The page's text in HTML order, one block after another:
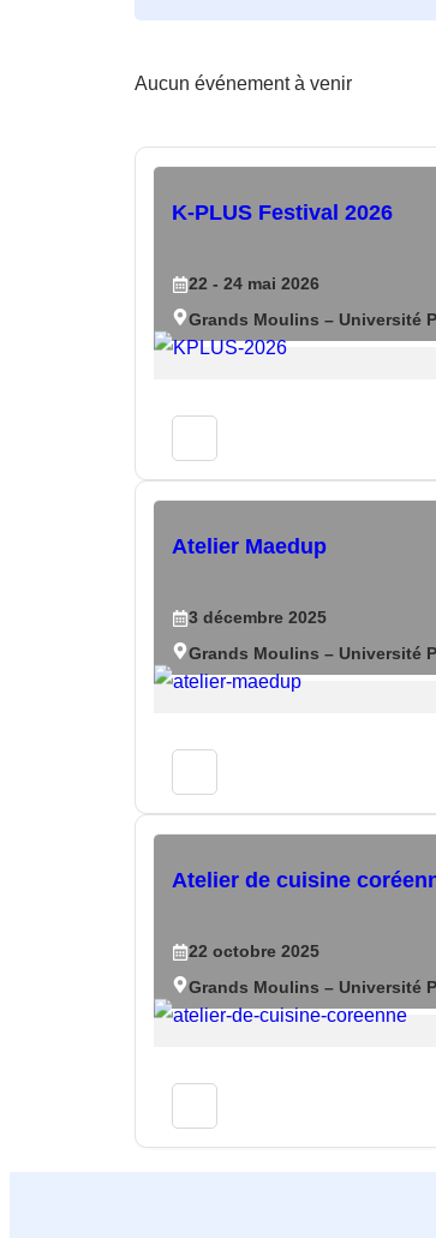
Aucun événement à venir
K-PLUS Festival 2026
22 - 24 mai 2026
Grands Moulins – Université
Atelier Maedup
3 décembre 2025
Grands Moulins – Université
Atelier de cuisine
22 octobre 2025
Grands Moulins – Université